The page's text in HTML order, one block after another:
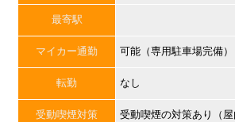
最寄駅
マイカー通勤 可能（専用駐車場完備）
転勤 なし
受動喫煙対策 受動喫煙の対策あり（屋